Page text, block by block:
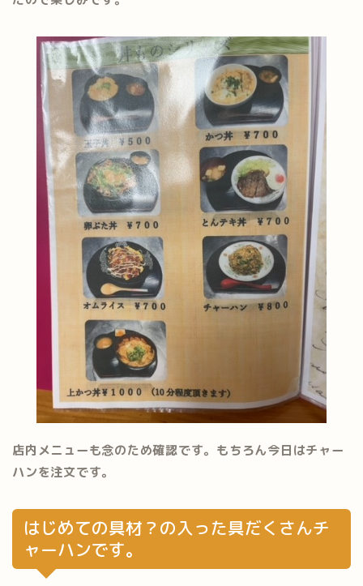
店内メニューも念のため確認です。もちろん今日はチャー
ハンを注文です。
はじめての具材？の入った具だくさんチ
ャーハンです。